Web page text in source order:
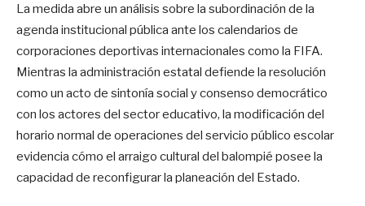
La medida abre un análisis sobre la subordinación de la
agenda institucional pública ante los calendarios de
corporaciones deportivas internacionales como la FIFA.
Mientras la administración estatal defiende la resolución
como un acto de sintonía social y consenso democrático
con los actores del sector educativo, la modificación del
horario normal de operaciones del servicio público escolar
evidencia cómo el arraigo cultural del balompié posee la
capacidad de reconfigurar la planeación del Estado.